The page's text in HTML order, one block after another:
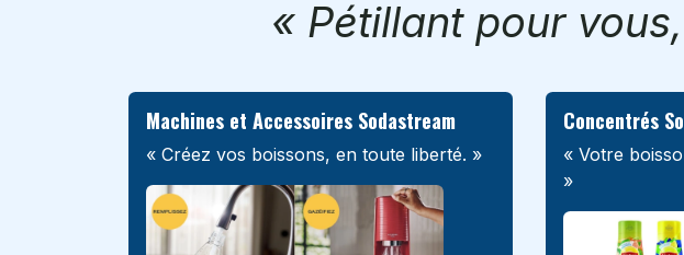
« Pétillant pour
Machines et Accessoires Sodastream
« Créez vos boissons, en toute liberté. »
Concentrés
« Votre
»